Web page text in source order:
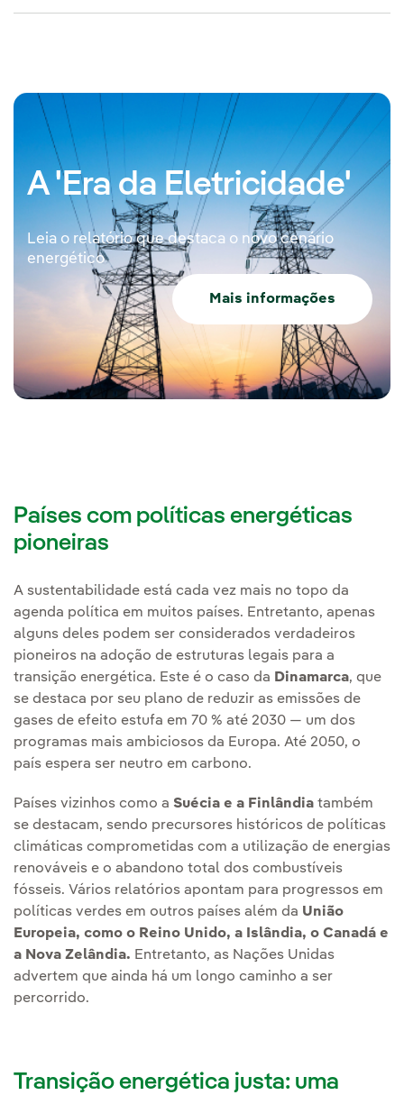
A 'Era da Eletricidade'
Leia o relatório que destaca o novo cenário
energético
Mais informações
Países com políticas energéticas
pioneiras
A sustentabilidade está cada vez mais no topo da
agenda política em muitos países. Entretanto, apenas
alguns deles podem ser considerados verdadeiros
pioneiros na adoção de estruturas legais para a
transição energética. Este é o caso da Dinamarca, que
se destaca por seu plano de reduzir as emissões de
gases de efeito estufa em 70 % até 2030 — um dos
programas mais ambiciosos da Europa. Até 2050, o
país espera ser neutro em carbono.
Países vizinhos como a Suécia e a Finlândia também
se destacam, sendo precursores históricos de políticas
climáticas comprometidas com a utilização de energias
renováveis e o abandono total dos combustíveis
fósseis. Vários relatórios apontam para progressos em
políticas verdes em outros países além da União
Europeia, como o Reino Unido, a Islândia, o Canadá e
a Nova Zelândia. Entretanto, as Nações Unidas
advertem que ainda há um longo caminho a ser
percorrido.
Transição energética justa: uma